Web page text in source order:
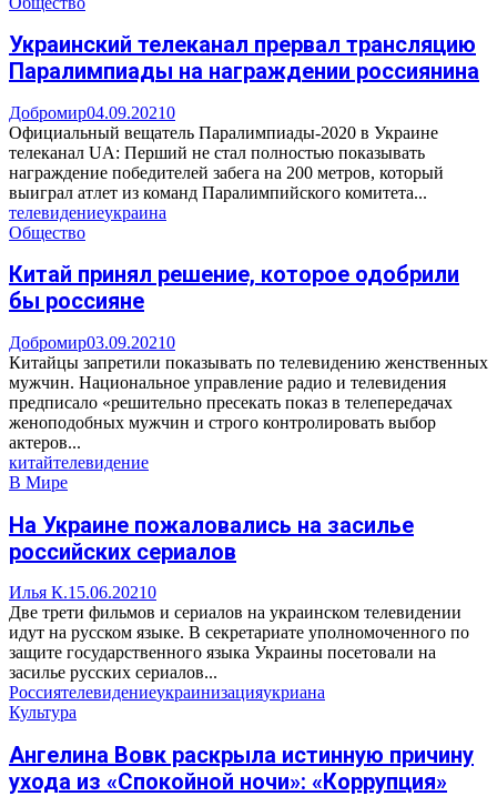
Украинский телеканал прервал трансляцию
Паралимпиады на награждении россиянина
Добромир04.09.20210
Официальный вещатель Паралимпиады-2020 в Украине
телеканал UA: Перший не стал полностью показывать
награждение победителей забега на 200 метров, который
выиграл атлет из команд Паралимпийского комитета...
телевидениеукраина
Общество
Китай принял решение, которое одобрили
бы россияне
Добромир03.09.20210
Китайцы запретили показывать по телевидению женственных
мужчин. Национальное управление радио и телевидения
предписало «решительно пресекать показ в телепередачах
женоподобных мужчин и строго контролировать выбор
актеров...
китайтелевидение
В Мире
На Украине пожаловались на засилье
российских сериалов
Илья К.15.06.20210
Две трети фильмов и сериалов на украинском телевидении
идут на русском языке. В секретариате уполномоченного по
защите государственного языка Украины посетовали на
засилье русских сериалов...
Россиятелевидениеукраинизацияукриана
Культура
Ангелина Вовк раскрыла истинную причину
ухода из «Спокойной ночи»: «Коррупция»